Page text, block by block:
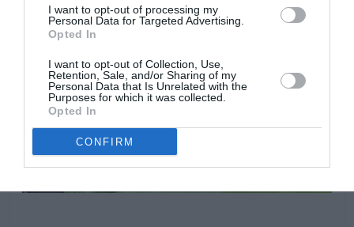
I want to opt-out of processing my
Personal Data for Targeted Advertising.
Opted In
I want to opt-out of Collection, Use,
Retention, Sale, and/or Sharing of my
Personal Data that Is Unrelated with the
Purposes for which it was collected.
Opted In
CONFIRM